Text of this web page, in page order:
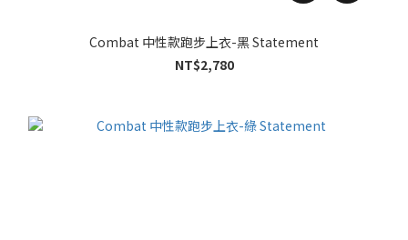
Combat 中性款跑步上衣-黑 Statement
NT$2,780